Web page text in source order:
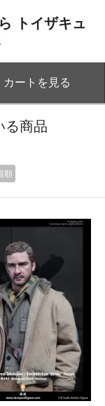
トイザキュ
カートを見る
る商品
順